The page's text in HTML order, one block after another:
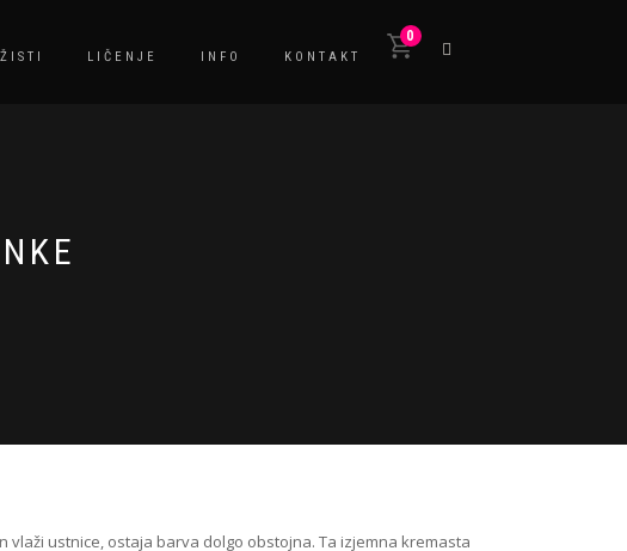
LIČENJE INFO KONTAKT
0
ustnice, ostaja barva dolgo obstojna. Ta izjemna kremasta